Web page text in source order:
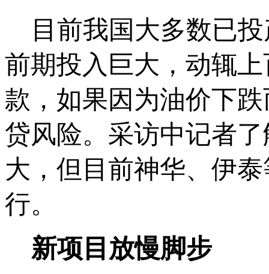
目前我国大多数已投
前期投入巨大，动辄
款，如果因为油价下
贷风险。采访中记者
大，但目前神华、伊
行。
新项目放慢脚步